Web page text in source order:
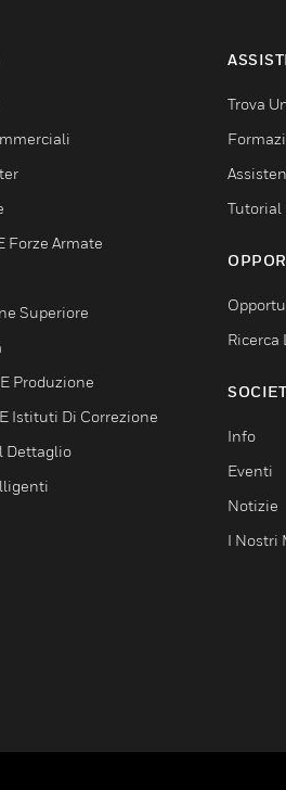
Forze Armate
Superiore
Produzione
Istituti Di Correzione
Dettaglio
Trova
Tutorial
Ricerca
Info
Eventi
Notizie
I Nostri